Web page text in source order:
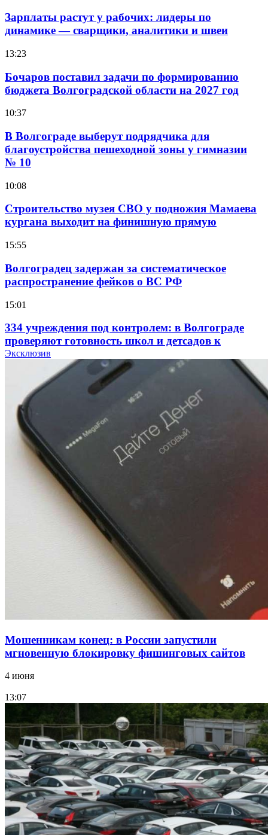
Зарплаты растут у рабочих: лидеры по
динамике — сварщики, аналитики и швеи
13:23
Бочаров поставил задачи по формированию
бюджета Волгоградской области на 2027 год
10:37
В Волгограде выберут подрядчика для
благоустройства пешеходной зоны у гимназии
№ 10
10:08
Строительство музея СВО у подножия Мамаева
кургана выходит на финишную прямую
15:55
Волгоградец задержан за систематическое
распространение фейков о ВС РФ
15:01
334 учреждения под контролем: в Волгограде
проверяют готовность школ и детсадов к
учебному году
Покушение на убийство в Волгограде: девушка
напала на незнакомую женщину с ножом
12:39
Сладкий праздник в Волгограде: в Центральном
парке прошёл фестиваль „Арбузный переполох“
Волгоградские компании нарастили экспорт:
заключены контракты на 3,6 млн долларов
Эксклюзив
Мошенникам конец: в России запустили
мгновенную блокировку фишинговых сайтов
4 июня
13:07